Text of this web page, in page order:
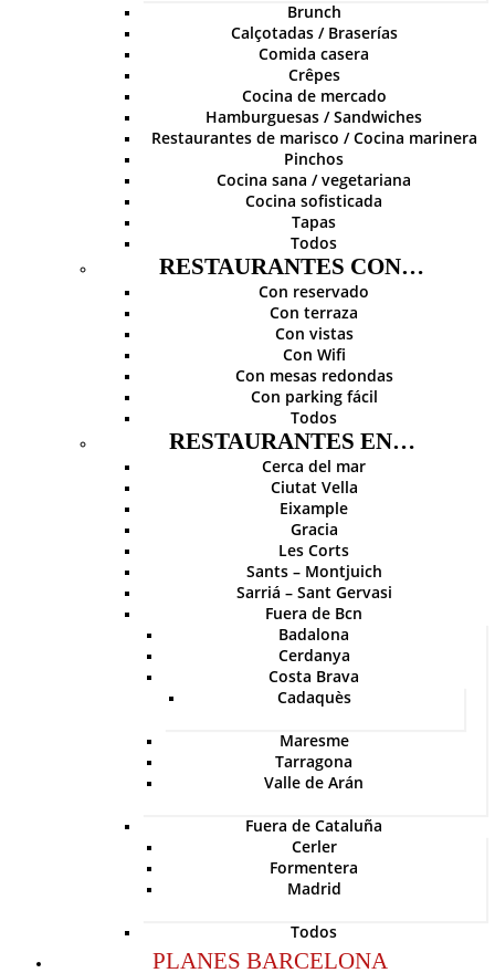
Brunch
Calçotadas / Braserías
Comida casera
Crêpes
Cocina de mercado
Hamburguesas / Sandwiches
Restaurantes de marisco / Cocina marinera
Pinchos
Cocina sana / vegetariana
Cocina sofisticada
Tapas
Todos
RESTAURANTES CON…
Con reservado
Con terraza
Con vistas
Con Wifi
Con mesas redondas
Con parking fácil
Todos
RESTAURANTES EN…
Cerca del mar
Ciutat Vella
Eixample
Gracia
Les Corts
Sants – Montjuich
Sarriá – Sant Gervasi
Fuera de Bcn
Badalona
Cerdanya
Costa Brava
Cadaquès
Maresme
Tarragona
Valle de Arán
Fuera de Cataluña
Cerler
Formentera
Madrid
Todos
PLANES BARCELONA